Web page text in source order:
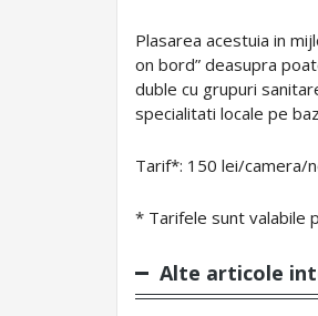
Plasarea acestuia in
on bord” deasupra
duble cu grupuri
specialitati locale pe
Tarif*: 150 lei/camera/
* Tarifele sunt valabile
Alte articole